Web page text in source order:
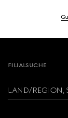
FILIALSUCHE
LAND/REGION,